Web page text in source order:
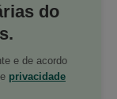
do
e de acordo
e privacidade